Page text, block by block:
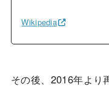
Wikipedia
その後、2016年より